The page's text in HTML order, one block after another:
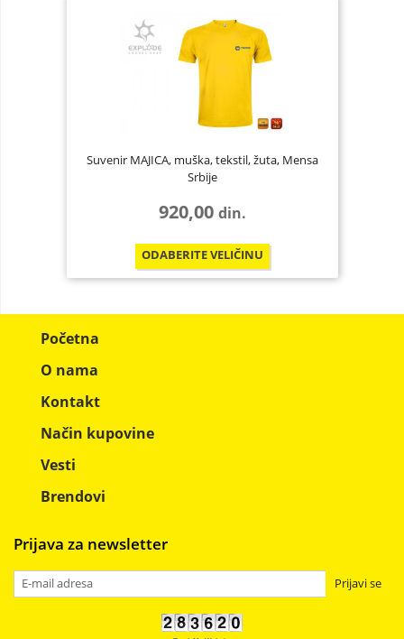
Suvenir MAJICA, muška, tekstil, žuta, Mensa
Srbije
920,00 din.
ODABERITEVELIČINU
Početna
O nama
Kontakt
Način kupovine
Vesti
Brendovi
Prijava za newsletter
Prijavi se